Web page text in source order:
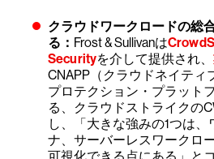
クラウドワークロードの総
る： Frost & Sullivanは
Securityを介して提供され、
CNAPP（クラウドネイティ
プロテクション・プラット
る、クラウドストライクの
し、「大きな強みの1つは
ナ、サーバーレスワークロ